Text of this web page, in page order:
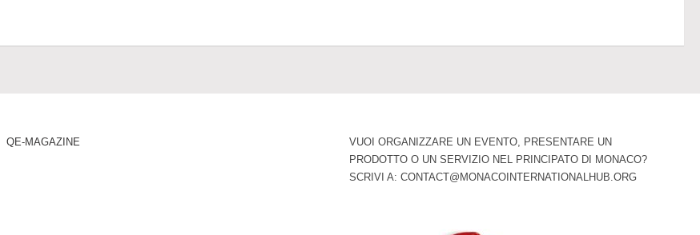
QE-MAGAZINE
VUOI ORGANIZZARE UN EVENTO, PRESENTARE UN
PRODOTTO O UN SERVIZIO NEL PRINCIPATO DI MONACO?
SCRIVI A: CONTACT@MONACOINTERNATIONALHUB.ORG